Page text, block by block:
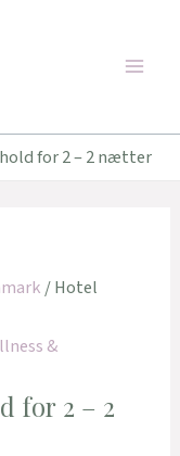
for 2 – 2 nætter
/ Hotel
&
for 2 – 2